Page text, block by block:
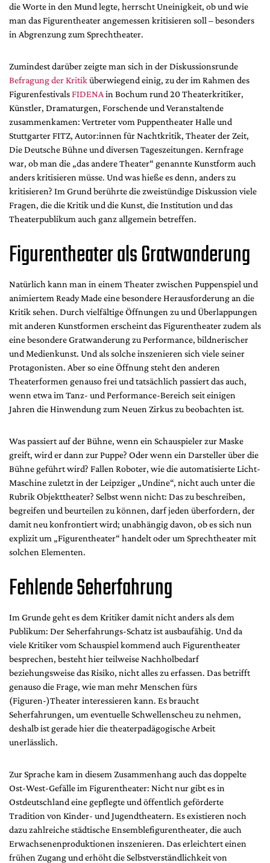
Redaktion
Autor:innen
Mediadaten
Suche
die Worte in den Mund legte, herrscht Uneinigkeit, ob und wie
man das Figurentheater angemessen kritisieren soll – besonders
in Abgrenzung zum Sprechtheater.
Zumindest darüber zeigte man sich in der Diskussionsrunde
Befragung der Kritiküberwiegend einig, zu der im Rahmen des
FigurenfestivalsFIDENA in Bochum rund 20 Theaterkritiker,
Künstler, Dramaturgen, Forschende und Veranstaltende
zusammenkamen: Vertreter vom Puppentheater Halle und
Stuttgarter FITZ, Autor:innen für Nachtkritik, Theater der Zeit,
Die Deutsche Bühne und diversen Tageszeitungen. Kernfrage
war, ob man die „das andere Theater“ genannte Kunstform auch
anders kritisieren müsse. Und was hieße es denn, anders zu
kritisieren? Im Grund berührte die zweistündige Diskussion viele
Fragen, die die Kritik und die Kunst, die Institution und das
Theaterpublikum auch ganz allgemein betreffen.
Figurentheater als Gratwanderung
Natürlich kann man in einem Theater zwischen Puppenspiel und
animiertem Ready Made eine besondere Herausforderung an die
Kritik sehen. Durch vielfältige Öffnungen zu und Überlappungen
mit anderen Kunstformen erscheint das Figurentheater zudem als
eine besondere Gratwanderung zu Performance, bildnerischer
und Medienkunst. Und als solche inszenieren sich viele seiner
Protagonisten. Aber so eine Öffnung steht den anderen
Theaterformen genauso frei und tatsächlich passiert das auch,
wenn etwa im Tanz- und Performance-Bereich seit einigen
Jahren die Hinwendung zum Neuen Zirkus zu beobachten ist.
Was passiert auf der Bühne, wenn ein Schauspieler zur Maske
greift, wird er dann zur Puppe? Oder wenn ein Darsteller über die
Bühne geführt wird? Fallen Roboter, wie die automatisierte Licht-
Maschine zuletzt in der Leipziger „Undine“, nicht auch unter die
Rubrik Objekttheater? Selbst wenn nicht: Das zu beschreiben,
begreifen und beurteilen zu können, darf jeden überfordern, der
damit neu konfrontiert wird; unabhängig davon, ob es sich nun
explizit um „Figurentheater“ handelt oder um Sprechtheater mit
solchen Elementen.
Fehlende Seherfahrung
Im Grunde geht es dem Kritiker damit nicht anders als dem
Publikum: Der Seherfahrungs-Schatz ist ausbaufähig. Und da
viele Kritiker vom Schauspiel kommend auch Figurentheater
besprechen, besteht hier teilweise Nachholbedarf
beziehungsweise das Risiko, nicht alles zu erfassen. Das betrifft
genauso die Frage, wie man mehr Menschen fürs
(Figuren-)Theater interessieren kann. Es braucht
Seherfahrungen, um eventuelle Schwellenscheu zu nehmen,
deshalb ist gerade hier die theaterpadägogische Arbeit
unerlässlich.
Zur Sprache kam in diesem Zusammenhang auch das doppelte
Ost-West-Gefälle im Figurentheater: Nicht nur gibt es in
Ostdeutschland eine gepflegte und öffentlich geförderte
Tradition von Kinder- und Jugendtheatern. Es existieren noch
dazu zahlreiche städtische Ensemblefigurentheater, die auch
Erwachsenenproduktionen inszenieren. Das erleichtert einen
frühen Zugang und erhöht die Selbstverständlichkeit von